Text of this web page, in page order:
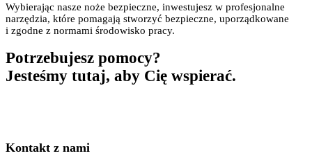
Wybierając nasze noże bezpieczne, inwestujesz w profesjonalne
narzędzia, które pomagają stworzyć bezpieczne, uporządkowane
i zgodne z normami środowisko pracy.
Potrzebujesz pomocy?
Jesteśmy tutaj, aby Cię wspierać.
Kontakt z nami